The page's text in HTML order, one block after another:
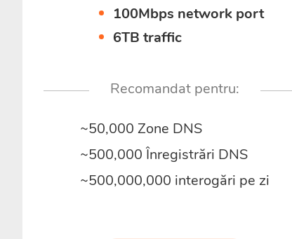
100Mbps network port
6TB traffic
Recomandat pentru:
~50,000 Zone DNS
~500,000 Înregistrări DNS
~500,000,000 interogări pe zi